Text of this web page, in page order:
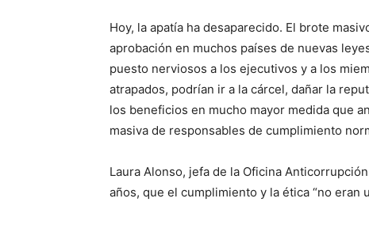
Hoy, la apatía ha desaparecido. El brote
aprobación en muchos países de nuevas
puesto nerviosos a los ejecutivos y a los
atrapados, podrían ir a la cárcel, dañar la
los beneficios en mucho mayor medida que
masiva de responsables de cumplimiento
Laura Alonso, jefa de la Oficina
años, que el cumplimiento y la ética “no eran